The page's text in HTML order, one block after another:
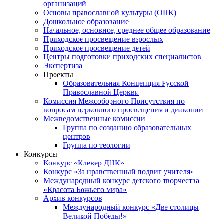
организаций
Основы православной культуры (ОПК)
Дошкольное образование
Начальное, основное, среднее общее образование
Приходское просвещение взрослых
Приходское просвещение детей
Центры подготовки приходских специалистов
Экспертиза
Проекты
Образовательная Концепция Русской
Православной Церкви
Комиссия Межсоборного Присутствия по
вопросам церковного просвещения и диаконии
Межведомственные комиссии
Группа по созданию образовательных
центров
Группа по теологии
Конкурсы
Конкурс «Клевер ДНК»
Конкурс «За нравственный подвиг учителя»
Международный конкурс детского творчества
«Красота Божьего мира»
Архив конкурсов
Международный конкурс «Две столицы
Великой Победы!»